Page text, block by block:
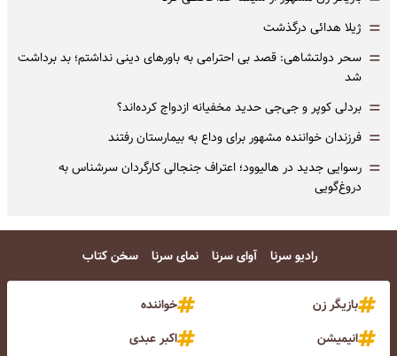
= ژیلا هدائی درگذشت
= سحر دولتشاهی: قصد بی احترامی به باورهای دینی نداشتم؛ بد برداشت
شد
= بردلی کوپر و جی‌جی حدید مخفیانه ازدواج کرده‌اند؟
= فرزندان خواننده مشهور برای وداع به بیمارستان رفتند
= رسوایی جدید در هالیوود؛ اعتراف جنجالی کارگردان سرشناس به
دروغ‌گویی
رادیو سرنا آوای سرنا نمای سرنا سخن کتاب
بازیگر زن
خواننده
انیمیشن
اکبر عبدی